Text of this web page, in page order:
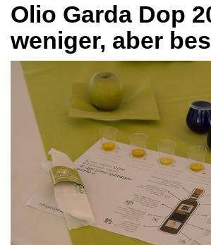
Olio Garda Dop
weniger, aber